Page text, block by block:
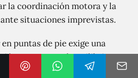
la coordinación motora y la
situaciones imprevistas.
puntas de pie exige una
Mantener el equilibrio
estar consciente de